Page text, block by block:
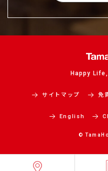
Happy
サイトマップ 免
English
©